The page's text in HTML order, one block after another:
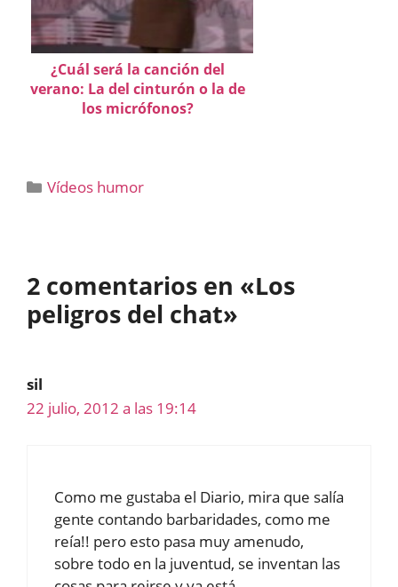
¿Cuál será la canción del
verano: La del cinturón o la de
los micrófonos?
Categorías
Vídeos humor
2 comentarios en «Los
peligros del chat»
sil
22 julio, 2012 a las 19:14
Como me gustaba el Diario, mira que salía
gente contando barbaridades, como me
reía!! pero esto pasa muy amenudo,
sobre todo en la juventud, se inventan las